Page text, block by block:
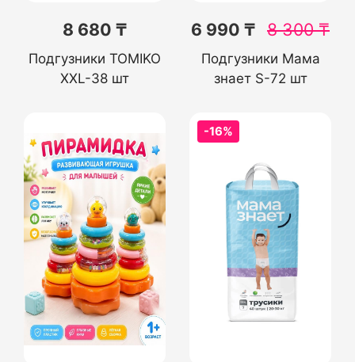
8 680 ₸
Подгузники TOMIKO
XXL-38 шт
6 990 ₸ 8 300₸
Подгузники Мама
знает S-72 шт
-16%